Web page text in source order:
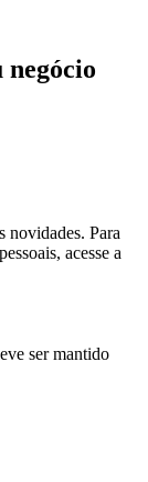
negócio
novidades. Para
acesse a
ser mantido